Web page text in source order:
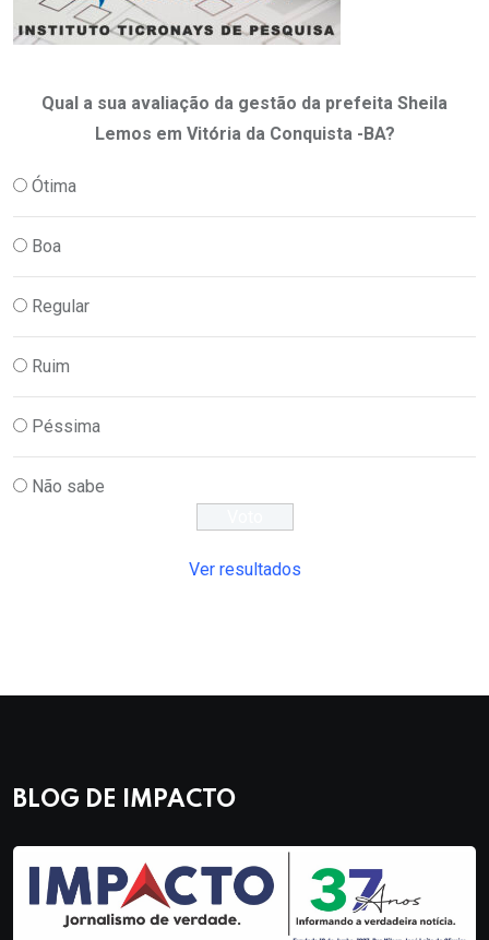
Qual a sua avaliação da gestão da prefeita Sheila
Lemos em Vitória da Conquista -BA?
Ótima
Boa
Regular
Ruim
Péssima
Não sabe
Ver resultados
BLOG DE IMPACTO